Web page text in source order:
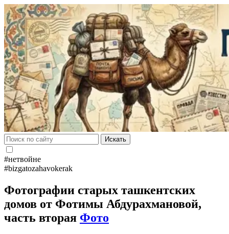
Искать
#нетвойне
#bizgatozahavokerak
Фотографии старых ташкентских
домов от Фотимы Абдурахмановой,
часть вторая Фото